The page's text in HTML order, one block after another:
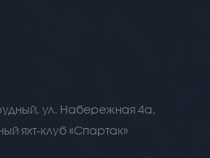
ул. Набережная 4а,
яхт-клуб «Спартак»